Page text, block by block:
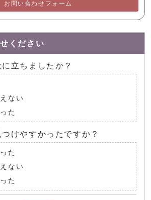
お問い合わせフォーム
ください
立ちましたか？
ない
た
けやすかったですか？
た
ない
た